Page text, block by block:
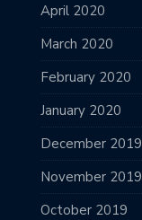
April 2020
March 2020
February 2020
January 2020
December 2019
November 2019
October 2019